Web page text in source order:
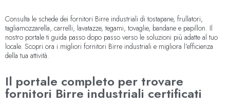
Consulta le schede dei fornitori Birre industriali di tostapane, frullatori,
tagliamozzarella, carrelli, lavatazze, tegami, tovaglie, bandane e papillon. Il
nostro portale ti guida passo dopo passo verso le soluzioni più adatte al tuo
locale. Scopri ora i migliori fornitori Birre industriali e migliora l’efficienza
della tua attività.
Il portale completo per trovare
fornitori Birre industriali certificati